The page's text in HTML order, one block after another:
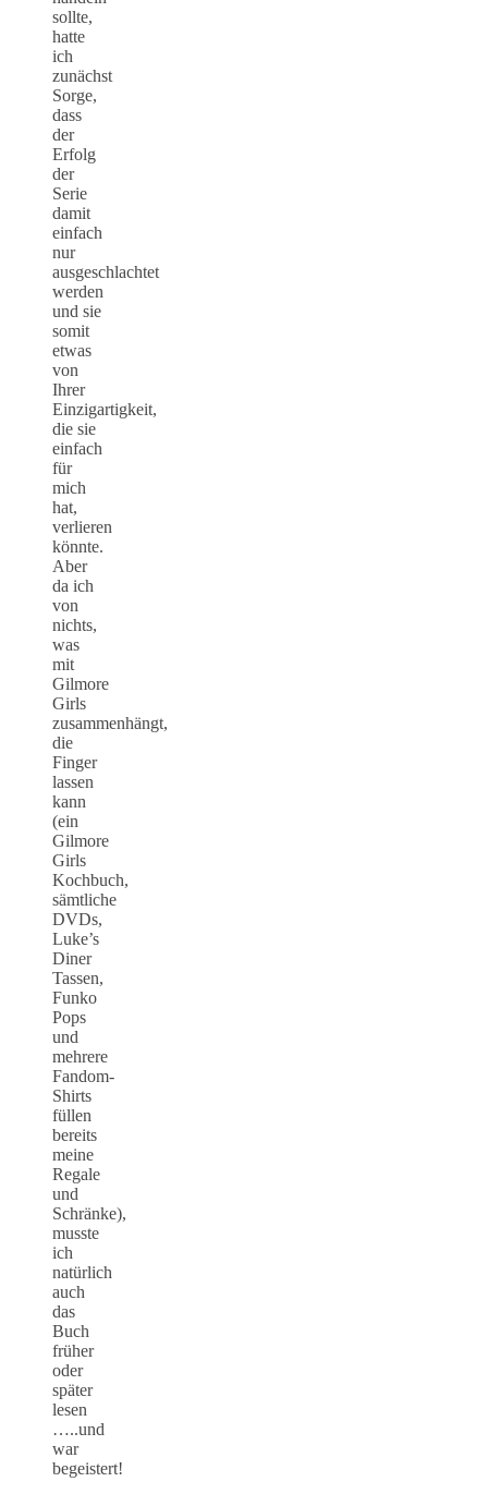
sollte,
hatte
ich
zunächst
Sorge,
dass
der
Erfolg
der
Serie
damit
einfach
nur
ausgeschlachtet
werden
und sie
somit
etwas
von
Ihrer
Einzigartigkeit,
die sie
einfach
für
mich
hat,
verlieren
könnte.
Aber
da ich
von
nichts,
was
mit
Gilmore
Girls
zusammenhängt,
die
Finger
lassen
kann
(ein
Gilmore
Girls
Kochbuch,
sämtliche
DVDs,
Luke’s
Diner
Tassen,
Funko
Pops
und
mehrere
Fandom-
Shirts
füllen
bereits
meine
Regale
und
Schränke),
musste
ich
natürlich
auch
das
Buch
früher
oder
später
lesen
…..und
war
begeistert!